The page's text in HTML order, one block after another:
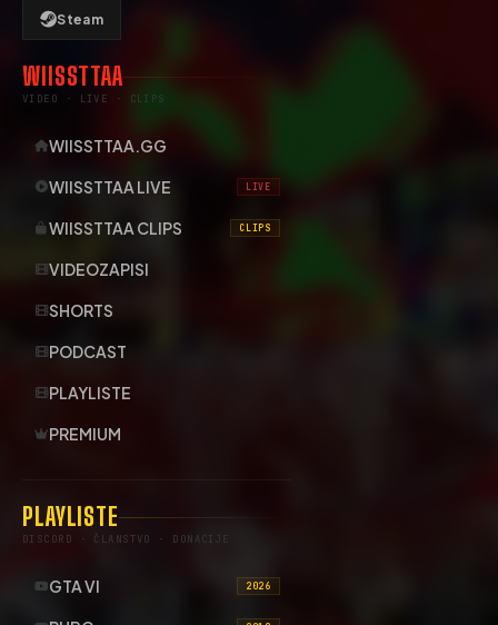
Steam
WIISSTTAA
VIDEO · LIVE · CLIPS
WIISSTTAA.GG
WIISSTTAA LIVE LIVE
WIISSTTAA CLIPS CLIPS
VIDEOZAPISI
SHORTS
PODCAST
PLAYLISTE
PREMIUM
PLAYLISTE
DISCORD · ČLANSTVO · DONACIJE
GTA VI 2026